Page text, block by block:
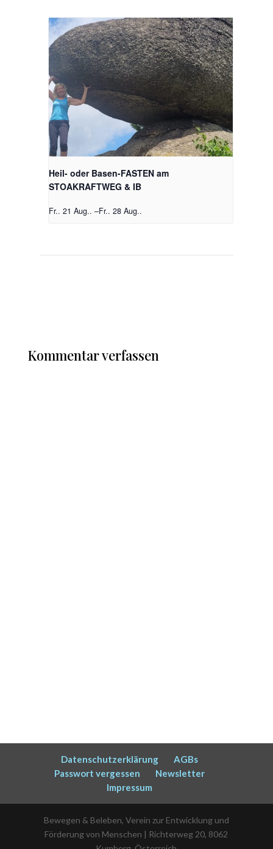
Heil- oder Basen-FASTEN am
STOAKRAFTWEG & IB
Fr.. 21 Aug.. –Fr.. 28 Aug..
Kommentar verfassen
Datenschutzerklärung
AGBs
Passwort vergessen
Newsletter
Impressum
Bewegen & Beleben, Verein zur Entwicklung und
Förderung von Menschen | Richterweg 20, 8062